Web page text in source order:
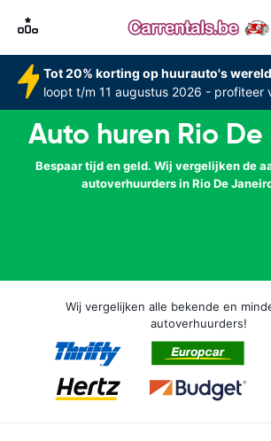
Tot 20% korting op huurauto's
loopt t/m 11 augustus 2026 - profiteer
Auto huren Rio
Bespaar tijd en geld. Wij vergelijken de
autoverhuurders in Rio De
Wij vergelijken alle bekende en
autoverhuurders!